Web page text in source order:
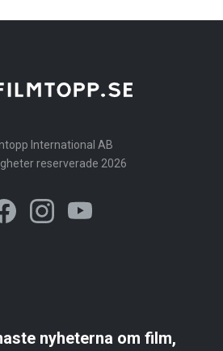
International AB
reserverade 2026
nyheterna om film,